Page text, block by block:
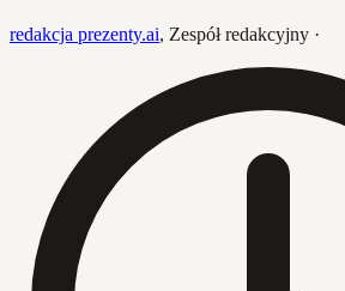
redakcja prezenty.ai, Zespół redakcyjny ·